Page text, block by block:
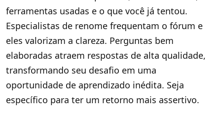
ferramentas usadas e o que você já tentou.
Especialistas de renome frequentam o fórum e
eles valorizam a clareza. Perguntas bem
elaboradas atraem respostas de alta qualidade,
transformando seu desafio em uma
oportunidade de aprendizado inédita. Seja
específico para ter um retorno mais assertivo.